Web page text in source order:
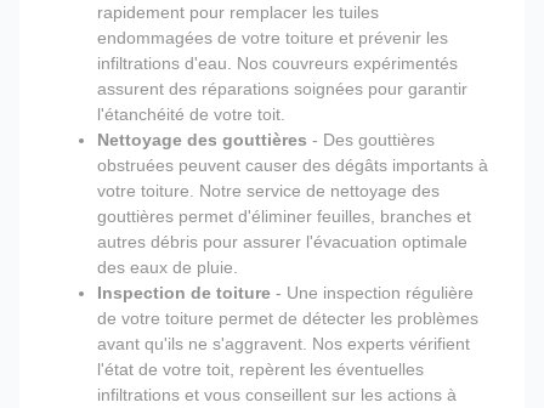
rapidement pour remplacer les tuiles
endommagées de votre toiture et prévenir les
infiltrations d'eau. Nos couvreurs expérimentés
assurent des réparations soignées pour garantir
l'étanchéité de votre toit.
Nettoyage des gouttières - Des gouttières
obstruées peuvent causer des dégâts importants à
votre toiture. Notre service de nettoyage des
gouttières permet d'éliminer feuilles, branches et
autres débris pour assurer l'évacuation optimale
des eaux de pluie.
Inspection de toiture - Une inspection régulière
de votre toiture permet de détecter les problèmes
avant qu'ils ne s'aggravent. Nos experts vérifient
l'état de votre toit, repèrent les éventuelles
infiltrations et vous conseillent sur les actions à